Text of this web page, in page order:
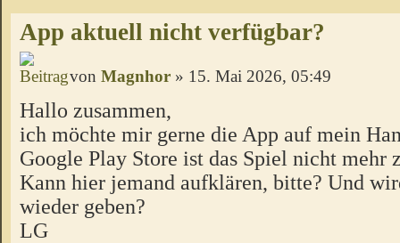
App aktuell nicht verfügbar?
von Magnhor » 15. Mai 2026, 05:49
Hallo zusammen,
ich möchte mir gerne die App auf mein
Google Play Store ist das Spiel nicht mehr
Kann hier jemand aufklären, bitte? Und
wieder geben?
LG